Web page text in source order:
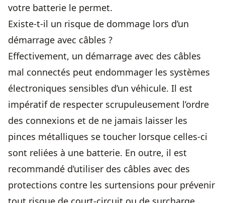
votre batterie le permet.
Existe-t-il un risque de dommage lors d’un
démarrage avec câbles ?
Effectivement, un démarrage avec des câbles
mal connectés peut endommager les systèmes
électroniques sensibles d’un véhicule. Il est
impératif de respecter scrupuleusement l’ordre
des connexions et de ne jamais laisser les
pinces métalliques se toucher lorsque celles-ci
sont reliées à une batterie. En outre, il est
recommandé d’utiliser des câbles avec des
protections contre les surtensions pour prévenir